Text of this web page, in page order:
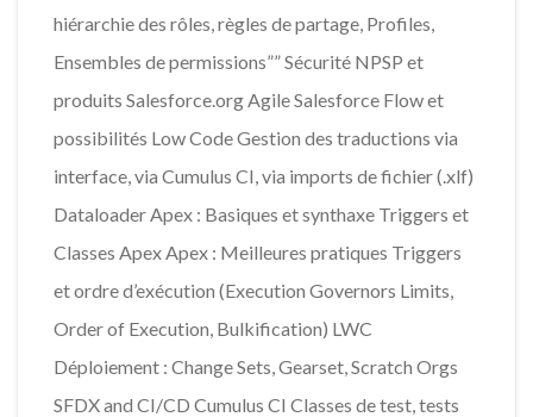
hiérarchie des rôles, règles de partage, Profiles,
Ensembles de permissions”” Sécurité NPSP et
produits Salesforce.org ​Agile Salesforce Flow et
possibilités Low Code Gestion des traductions via
interface, via Cumulus CI, via imports de fichier (.xlf)
Dataloader Apex : Basiques et synthaxe Triggers et
Classes Apex Apex : Meilleures pratiques Triggers
et ordre d’exécution (Execution Governors Limits,
Order of Execution, Bulkification) LWC
Déploiement : Change Sets, Gearset, Scratch Orgs
SFDX and CI/CD Cumulus CI Classes de test, tests